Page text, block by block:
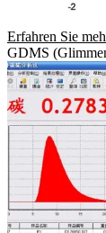
Erfahren Sie
GDMS